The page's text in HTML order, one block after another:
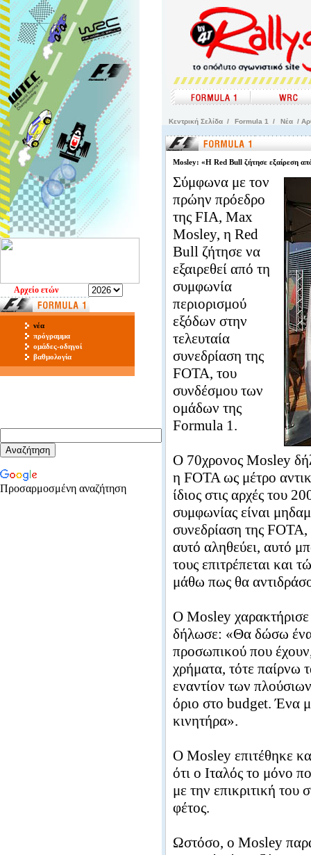
Aρχείο ετών
νέα
πρόγραμμα
ομάδες-οδηγοί
βαθμολογία
Προσαρμοσμένη αναζήτηση
Kεντρική Σελίδα / Formula 1 / Νέα /
Mosley: «Η Red Bull ζήτησε εξαίρεση
Σύμφωνα με τον
πρώην πρόεδρο
της FIA, Max
Mosley, η Red
Bull ζήτησε να
εξαιρεθεί από τη
συμφωνία
περιορισμού
εξόδων στην
τελευταία
συνεδρίαση της
FOTA, του
συνδέσμου των
ομάδων της
Formula 1.
Ο 70χρονος Mosley
η FOTA ως μέτρο
ίδιος στις αρχές του
συμφωνίας είναι
συνεδρίαση της
αυτό αληθεύει, αυτό
τους επιτρέπεται και
μάθω πως θα
Ο Mosley
δήλωσε: «Θα δώσω ένα
προσωπικού που
χρήματα, τότε παίρνω
εναντίον των
όριο στο budget. Ένα
κινητήρα».
Ο Mosley επιτέθηκε
ότι ο Ιταλός το μόνο
με την επικριτική του
φέτος.
Ωστόσο, ο Mosley